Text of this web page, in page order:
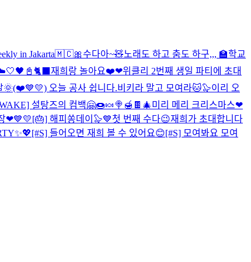
in Jakarta🇲🇨🎀수다아~🧸노래도 하고 춤도 하구,,, 🏫학교
🖤📓🐈‍⬛ 재희랑 놀아요❤️❤위클리 2번째 생일 파티에 초대
🌞(❤️💙💛) 오늘 공사 쉽니다.비키라 말고 모여라🐱🦭이리 오
설탕즈의 컴백🤗🍩🍬🍭🍯🍫 🎄미리 메리 크리스마스❤
❤💙💛[🎂] 해피쏭데이🦭💙첫 번째 수다😉재희가 초대합니다
[#S] 들어오면 재희 볼 수 있어요😊[#S] 모여봐요 모여